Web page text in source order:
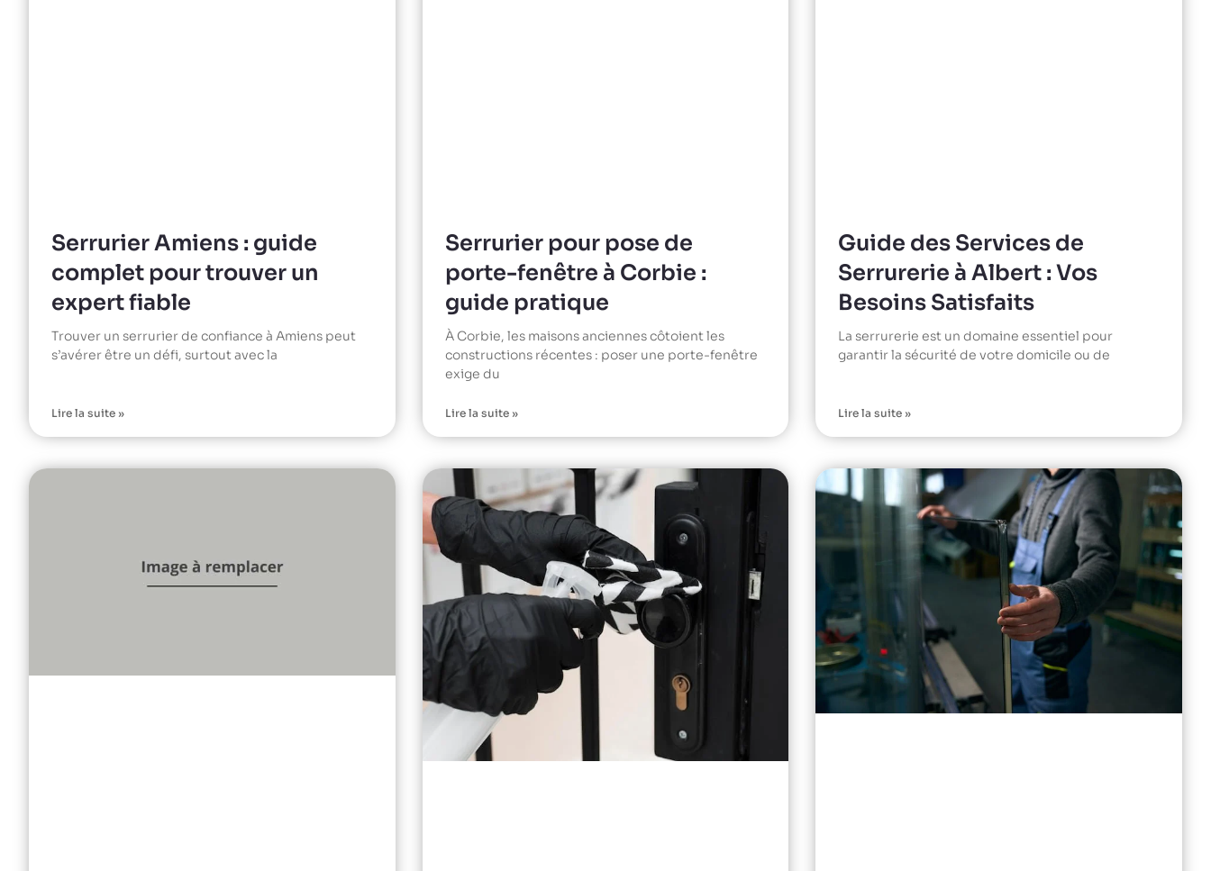
Serrurier Amiens : guide
complet pour trouver un
expert fiable
Trouver un serrurier de confiance à Amiens peut
s’avérer être un défi, surtout avec la
Lire la suite »
Serrurier pour pose de
porte-fenêtre à Corbie :
guide pratique
À Corbie, les maisons anciennes côtoient les
constructions récentes : poser une porte-fenêtre
exige du
Lire la suite »
Guide des Services de
Serrurerie à Albert : Vos
Besoins Satisfaits
La serrurerie est un domaine essentiel pour
garantir la sécurité de votre domicile ou de
Lire la suite »